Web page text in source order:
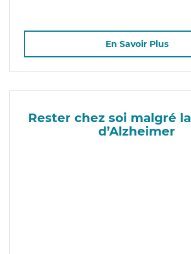
En Savoir Plus
Rester chez soi malgré
d’Alzheimer